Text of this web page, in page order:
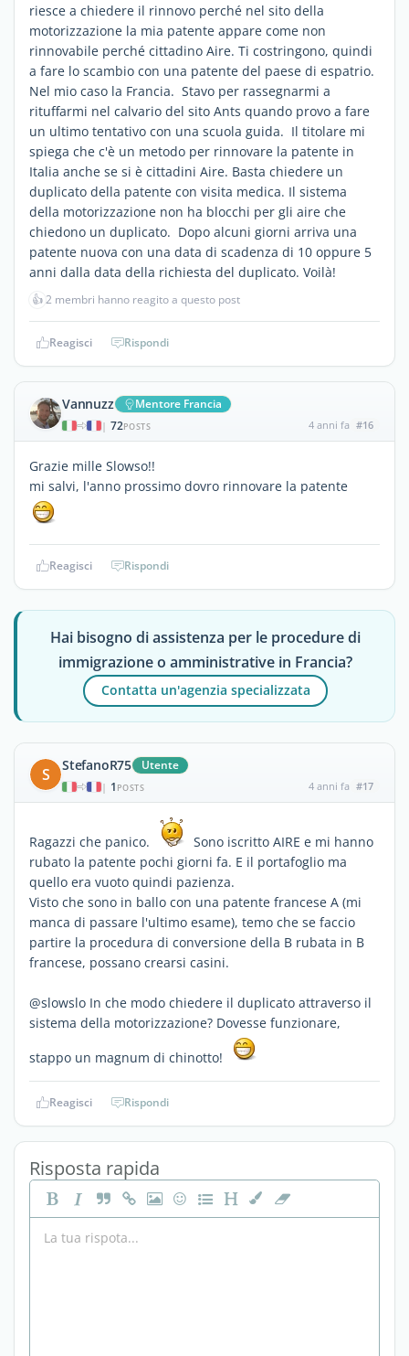
riesce a chiedere il rinnovo perché nel sito della
motorizzazione la mia patente appare come non
rinnovabile perché cittadino Aire. Ti costringono, quindi
a fare lo scambio con una patente del paese di espatrio.
Nel mio caso la Francia. Stavo per rassegnarmi a
rituffarmi nel calvario del sito Ants quando provo a fare
un ultimo tentativo con una scuola guida. Il titolare mi
spiega che c'è un metodo per rinnovare la patente in
Italia anche se si è cittadini Aire. Basta chiedere un
duplicato della patente con visita medica. Il sistema
della motorizzazione non ha blocchi per gli aire che
chiedono un duplicato. Dopo alcuni giorni arriva una
patente nuova con una data di scadenza di 10 oppure 5
anni dalla data della richiesta del duplicato. Voilà!
👍2 membri hanno reagito a questo post
Reagisci Rispondi
Vannuzz Mentore Francia
| 72POSTS 4 anni fa #16
Grazie mille Slowso!!
mi salvi, l'anno prossimo dovro rinnovare la patente
Reagisci Rispondi
Hai bisogno di assistenza per le procedure di
immigrazione o amministrative in Francia?
Contatta un'agenzia specializzata
S StefanoR75 Utente
| 1 POSTS 4 anni fa #17
Ragazzi che panico.
Sono iscritto AIRE e mi hanno
rubato la patente pochi giorni fa. E il portafoglio ma
quello era vuoto quindi pazienza.
Visto che sono in ballo con una patente francese A (mi
manca di passare l'ultimo esame), temo che se faccio
partire la procedura di conversione della B rubata in B
francese, possano crearsi casini.
@slowslo In che modo chiedere il duplicato attraverso il
sistema della motorizzazione? Dovesse funzionare,
stappo un magnum di chinotto!
Reagisci Rispondi
Risposta rapida